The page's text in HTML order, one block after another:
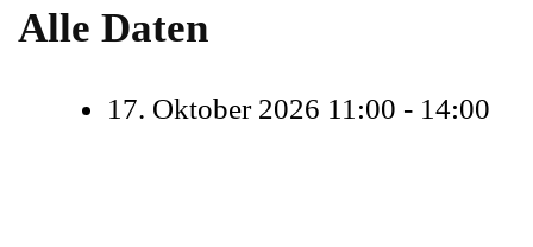
Alle Daten
17. Oktober 2026 11:00 - 14:00